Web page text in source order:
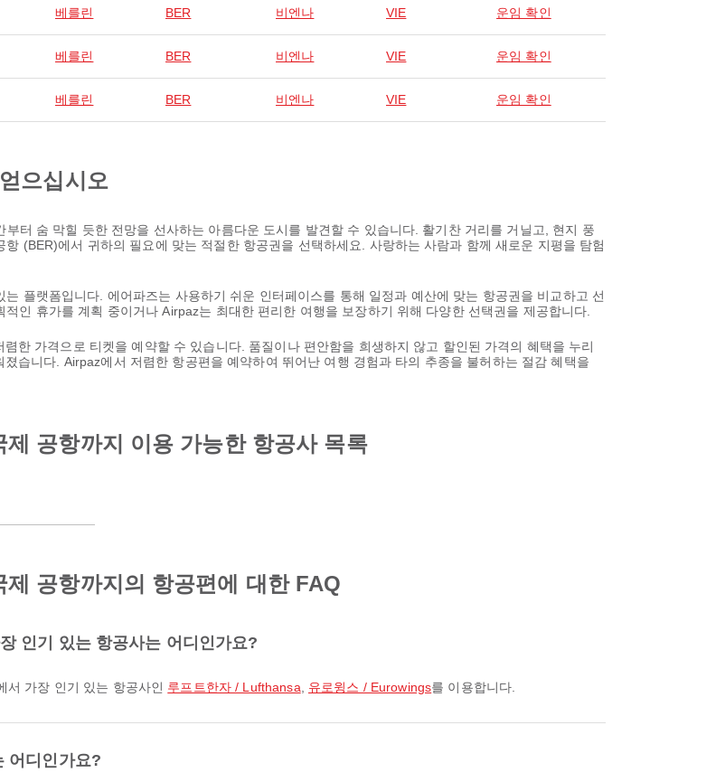
베를린 BER 비엔나 VIE 운임 확인
베를린 BER 비엔나 VIE 운임 확인
베를린 BER 비엔나 VIE 운임 확인
으십시오
터 숨 막힐 듯한 전망을 선사하는 아름다운 도시를 발견할 수 있습니다. 활기찬 거리를 거닐고, 현지 풍
(BER)에서 귀하의 필요에 맞는 적절한 항공권을 선택하세요. 사랑하는 사람과 함께 새로운 지평을 탐험
플랫폼입니다. 에어파즈는 사용하기 쉬운 인터페이스를 통해 일정과 예산에 맞는 항공권을 비교하고 선
인 휴가를 계획 중이거나 Airpaz는 최대한 편리한 여행을 보장하기 위해 다양한 선택권을 제공합니다.
한 가격으로 티켓을 예약할 수 있습니다. 품질이나 편안함을 희생하지 않고 할인된 가격의 혜택을 누리
습니다. Airpaz에서 저렴한 항공편을 예약하여 뛰어난 여행 경험과 타의 추종을 불허하는 절감 혜택을
공항까지 이용 가능한 항공사 목록
공항까지의 항공편에 대한 FAQ
인기 있는 항공사는 어디인가요?
서 가장 인기 있는 항공사인 루프트한자 / Lufthansa 유로윙스 / Eurowings를 이용합니다.
어디인가요?